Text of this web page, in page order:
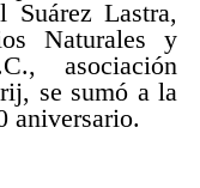
Lastra,
Naturales y
asociación
se sumó a la
aniversario.